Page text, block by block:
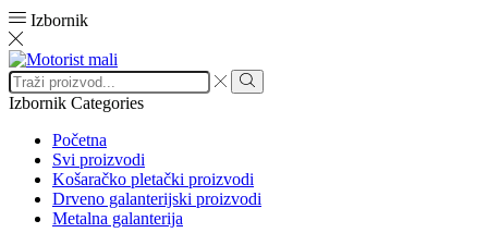
Izbornik
Izbornik Categories
Početna
Svi proizvodi
Košaračko pletački proizvodi
Drveno galanterijski proizvodi
Metalna galanterija